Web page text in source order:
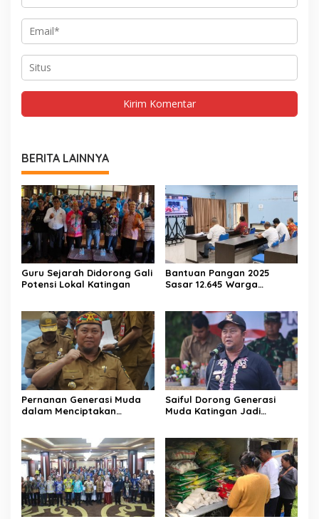
BERITA LAINNYA
Guru Sejarah Didorong Gali
Potensi Lokal Katingan
Bantuan Pangan 2025
Sasar 12.645 Warga
Pernanan Generasi Muda
dalam Menciptakan
Saiful Dorong Generasi
Muda Katingan Jadi